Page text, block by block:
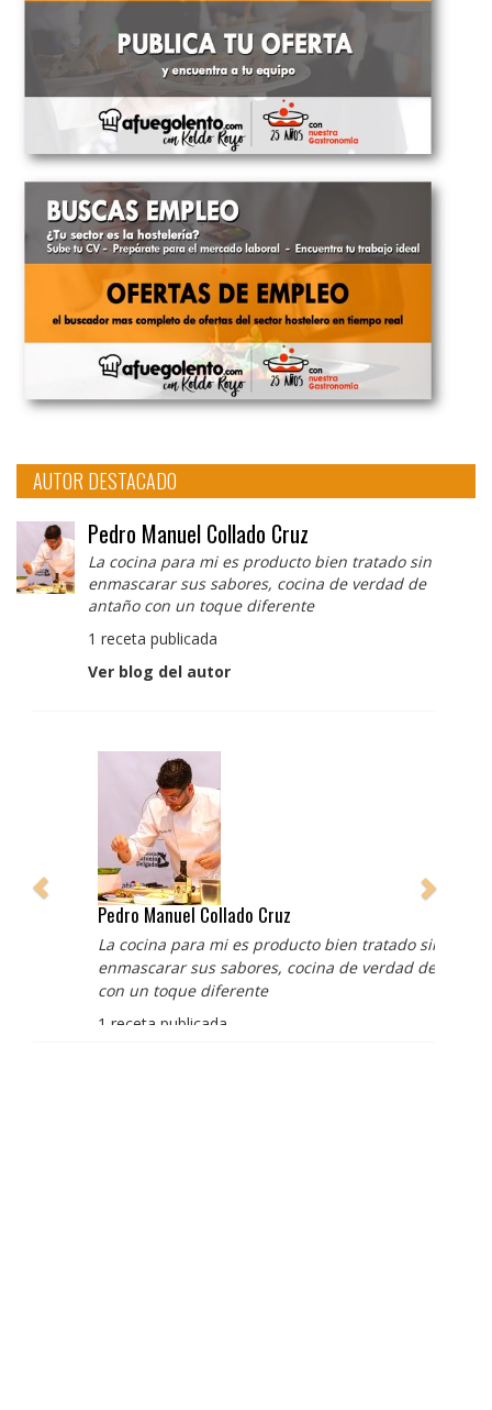
AUTOR DESTACADO
Pedro Manuel Collado Cruz
La cocina para mi es producto bien tratado sin
enmascarar sus sabores, cocina de verdad de
antaño con un toque diferente
1 receta publicada
Ver blog del autor
Pedro Manuel Collado Cruz
La cocina para mi es producto bien tratado sin
enmascarar sus sabores, cocina de verdad de antaño
con un toque diferente
1 receta publicada